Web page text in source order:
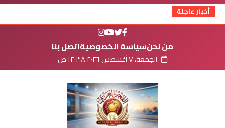
أخبار عاجلة
من نحنسياسة الخصوصيةاتصل بنا
الجمعة، ٧ أغسطس ٢٠٢٦ ١٢:٣٨ ص